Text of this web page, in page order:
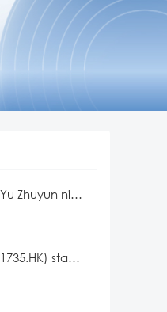
Vorstandsvorsitzender Yu Zhuyun nimmt an Veranstaltungen zur Zusammenarbeit zwischen Anhui und Hongkong während des Hongkong-Besuchs von Gouverneur Wang Qingxian teil
Central New Energy (01735.HK) startet LOTO-Sicherheitsinitiative an seinen Produktionsstandorten